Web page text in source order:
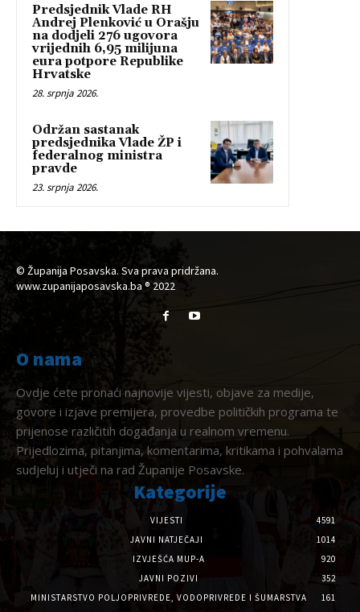
Predsjednik Vlade RH
Andrej Plenković u Orašju
na dodjeli 276 ugovora
vrijednih 6,95 milijuna
eura potpore Republike
Hrvatske
28. srpnja 2026.
Održan sastanak
predsjednika Vlade ŽP i
federalnog ministra
pravde
23. srpnja 2026.
© Županija Posavska. Sva prava pridržana.
www.zupanijaposavska.ba ® 2022
O nama
Ovdje ćete pronaći najnovije vijesti, objave za medije,
govore i izjave premijera, provedbe političkih programa te
prijenose različitih događanja u realnom vremenu.
Prijedlozima, pitanjima, komentarima, kritikama i pohvalama
sudjeluj i utječi na rad Županije Posavske.
Kategorije
VIJESTI
4591
JAVNI NATJEČAJI
1014
IZVJEŠĆA MUP-A
920
JAVNI POZIVI
352
MINISTARSTVO POLJOPRIVREDE, VODOPRIVREDE I ŠUMARSTVA
161